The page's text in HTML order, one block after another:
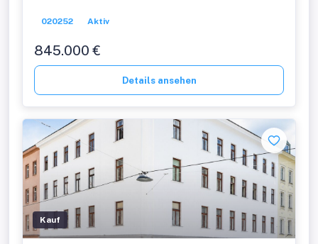
020252 Aktiv
845.000 €
Details ansehen
Kauf